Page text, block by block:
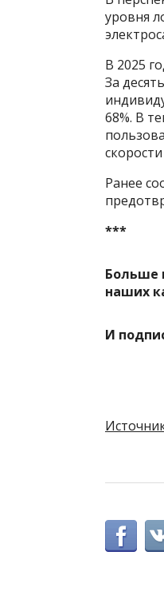
уровня
В 2025
За
68%. В
Ранее
***
Больше
наших
И